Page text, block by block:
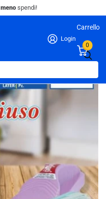
meno spendi!
Login
Carrello
0